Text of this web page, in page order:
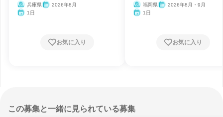
兵庫県
2026年8月
1日
お気に入り
福岡県
2026年8月・9月
1日
お気に入り
この募集と一緒に見られている募集